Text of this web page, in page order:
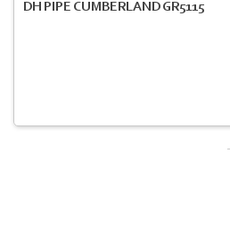
DH PIPE CUMBERLAND GR5115